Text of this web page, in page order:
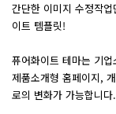
간단한 이미지 수정작
이트 템플릿!
퓨어화이트 테마는 기
제품소개형 홈페이지,
로의 변화가 가능합니다.